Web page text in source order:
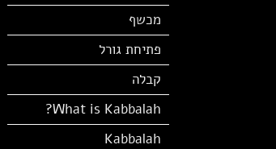
מכשף
פתיחת גורל
קבלה
What is Kabbalah?
Kabbalah